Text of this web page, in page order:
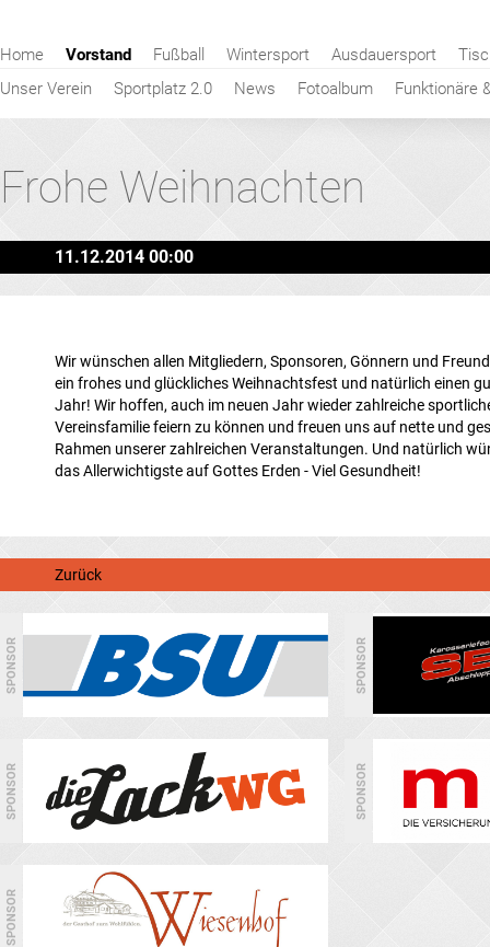
Navigation
Home
Vorstand
Unser Verein
Sportplatz 2.0 News Fotoalbum Funktionäre
Fußball Wintersport Ausdauersport
Frohe Weihnachten
11.12.2014 00:00
Wir wünschen allen Mitgliedern, Sponsoren, Gönnern und
ein frohes und glückliches Weihnachtsfest und natürlich einen
Jahr! Wir hoffen, auch im neuen Jahr wieder zahlreiche
Vereinsfamilie feiern zu können und freuen uns auf nette und
Rahmen unserer zahlreichen Veranstaltungen. Und natürlich
das Allerwichtigste auf Gottes Erden - Viel Gesundheit!
Zurück
SPONSOR SPONSOR
SPONSOR SPONSOR
SPONSOR